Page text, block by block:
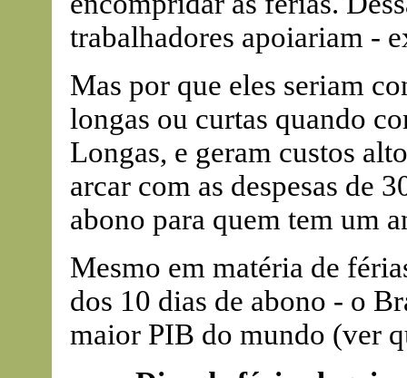
trabalhadores apoiariam -
Mas por que eles seriam
longas ou curtas quando
Longas, e geram custos
arcar com as despesas de
abono para quem tem um
Mesmo em matéria de
dos 10 dias de abono - o
maior PIB do mundo (ver